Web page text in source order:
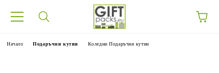
Начало Подаръчни кутии Коледни Подаръчни кутии